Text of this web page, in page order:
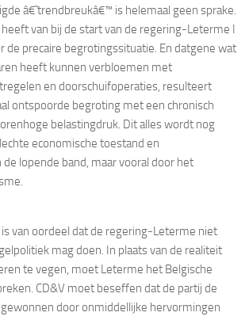
â€˜trendbreukâ€™ is helemaal geen sprake.
van bij de start van de regering-Leterme I
de precaire begrotingssituatie. En datgene wat
heeft kunnen verbloemen met
en doorschuifoperaties, resulteert
ontspoorde begroting met een chronisch
belastingdruk. Dit alles wordt nog
economische toestand en
lopende band, maar vooral door het
is van oordeel dat de regering-Leterme niet
mag doen. In plaats van de realiteit
te vegen, moet Leterme het Belgische
CD&V moet beseffen dat de partij de
door onmiddellijke hervormingen